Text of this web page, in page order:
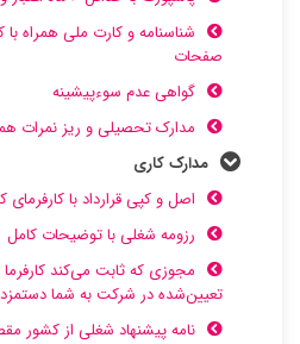
شناسنامه و کارت ملی همراه
صفحات
گواهی عدم سوءپیشینه
مدارک تحصیلی و ریز نمرات
مدارک کاری
اصل و کپی قرارداد با کارفرمای
رزومه شغلی با توضیحات کامل
مجوزی که ثابت می‌کند
تعیین‌شده در شرکت به شما
نامه پیشنهاد شغلی از کشور